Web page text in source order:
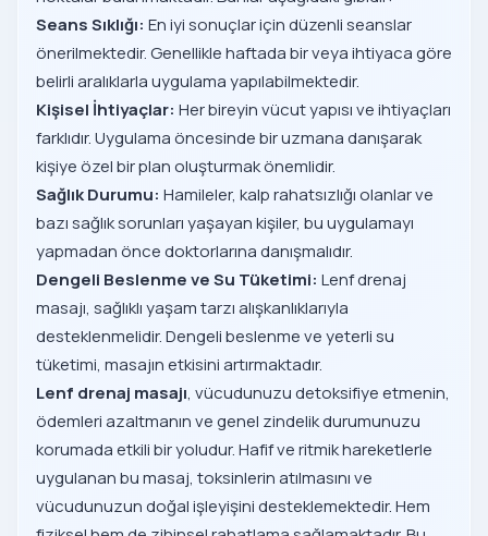
Seans Sıklığı: En iyi sonuçlar için düzenli seanslar
önerilmektedir. Genellikle haftada bir veya ihtiyaca göre
belirli aralıklarla uygulama yapılabilmektedir.
Kişisel İhtiyaçlar: Her bireyin vücut yapısı ve ihtiyaçları
farklıdır. Uygulama öncesinde bir uzmana danışarak
kişiye özel bir plan oluşturmak önemlidir.
Sağlık Durumu: Hamileler, kalp rahatsızlığı olanlar ve
bazı sağlık sorunları yaşayan kişiler, bu uygulamayı
yapmadan önce doktorlarına danışmalıdır.
Dengeli Beslenme ve Su Tüketimi: Lenf drenaj
masajı, sağlıklı yaşam tarzı alışkanlıklarıyla
desteklenmelidir. Dengeli beslenme ve yeterli su
tüketimi, masajın etkisini artırmaktadır.
Lenf drenaj masajı, vücudunuzu detoksifiye etmenin,
ödemleri azaltmanın ve genel zindelik durumunuzu
korumada etkili bir yoludur. Hafif ve ritmik hareketlerle
uygulanan bu masaj, toksinlerin atılmasını ve
vücudunuzun doğal işleyişini desteklemektedir. Hem